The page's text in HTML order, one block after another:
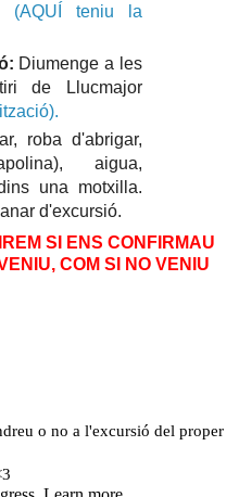
(AQUÍ teniu la
Diumenge a les
de Llucmajor
roba d'abrigar,
aigua,
una motxilla.
d'excursió.
SI ENS CONFIRMAU
COM SI NO VENIU